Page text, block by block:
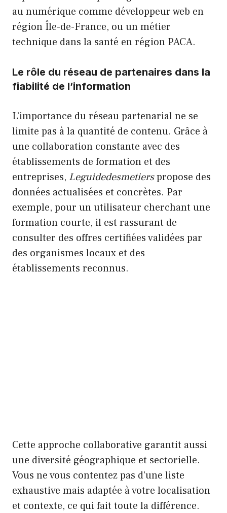
au numérique comme développeur web en
région Île-de-France, ou un métier
technique dans la santé en région PACA.
Le rôle du réseau de partenaires dans la
fiabilité de l’information
L’importance du réseau partenarial ne se
limite pas à la quantité de contenu. Grâce à
une collaboration constante avec des
établissements de formation et des
entreprises, Leguidedesmetierspropose des
données actualisées et concrètes. Par
exemple, pour un utilisateur cherchant une
formation courte, il est rassurant de
consulter des offres certifiées validées par
des organismes locaux et des
établissements reconnus.
Cette approche collaborative garantit aussi
une diversité géographique et sectorielle.
Vous ne vous contentez pas d’une liste
exhaustive mais adaptée à votre localisation
et contexte, ce qui fait toute la différence.